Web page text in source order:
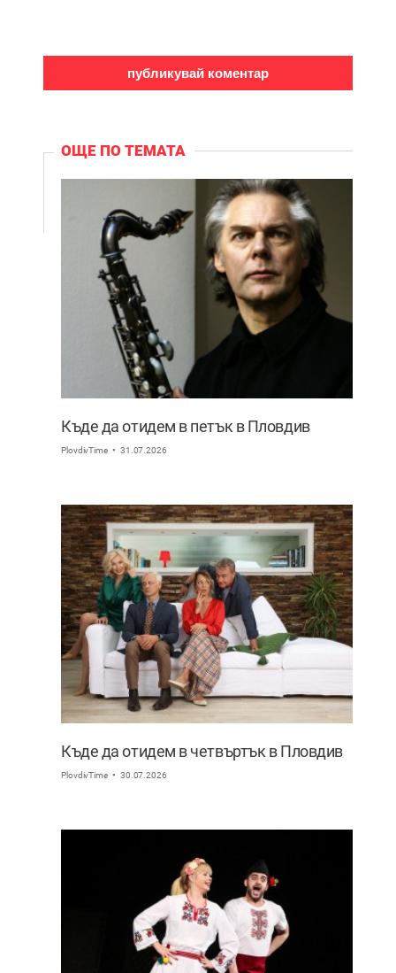
ОЩЕ ПО ТЕМАТА
Къде да отидем в петък в Пловдив
PlovdivTime 31.07.2026
Къде да отидем в четвъртък в Пловдив
PlovdivTime 30.07.2026